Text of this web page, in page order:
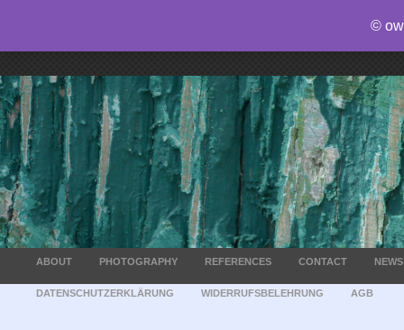
ABOUT PHOTOGRAPHY REFERENCES CONTACT NEWS
DATENSCHUTZERKLÄRUNG WIDERRUFSBELEHRUNG AGB
©